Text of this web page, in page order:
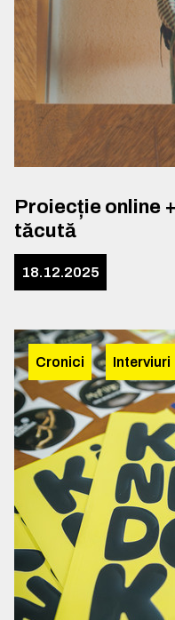
Proiecție online
tăcută
18.12.2025
Cronici Interviuri